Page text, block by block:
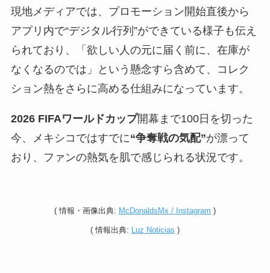
現地メディアでは、プロモーション開始直後から
アプリ内で“デジタル行列”ができている様子も伝え
られており、「欲しい人の元に届く前に、在庫が
なくなるのでは」という懸念すら含めて、コレク
ション熱をさらに高める仕組みになっています。
2026 FIFAワールドカップ開幕まで100日を切った
今、メキシコではすでに“争奪戦の気配”が漂って
おり、ファンの熱気を肌で感じられる状況です。
(情報・ 画像出典: McDonaldsMx / Instagram )
(情報出典: Luz Noticias )